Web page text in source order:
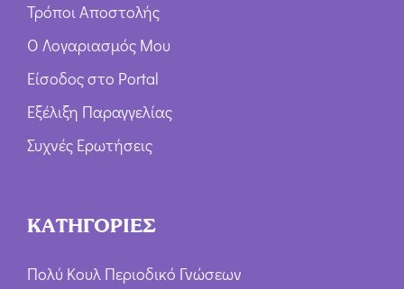
Τρόποι Αποστολής
Ο Λογαριασμός Μου
Είσοδος στο Portal
Εξέλιξη Παραγγελίας
Συχνές Ερωτήσεις
ΚΑΤΗΓΟΡΙΕΣ
Πολύ Κουλ Περιοδικό Γνώσεων